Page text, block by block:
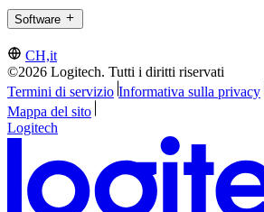
Software
CH,it
©2026 Logitech. Tutti i diritti riservati
Termini di servizio Informativa sulla privacy
Mappa del sito
Logitech